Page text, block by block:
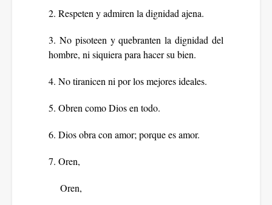
2. Respeten y admiren la dignidad ajena.
3. No pisoteen y quebranten la dignidad del
hombre, ni siquiera para hacer su bien.
4. No tiranicen ni por los mejores ideales.
5. Obren como Dios en todo.
6. Dios obra con amor; porque es amor.
7. Oren,
Oren,